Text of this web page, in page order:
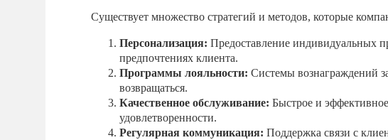
Существует множество стратегий и методов, которые
Персонализация: Предоставление индивидуальных
предпочтениях клиента.
Программы лояльности: Системы вознаграждений
возвращаться.
Качественное обслуживание: Быстрое и
удовлетворенности.
Регулярная коммуникация: Поддержка связи с